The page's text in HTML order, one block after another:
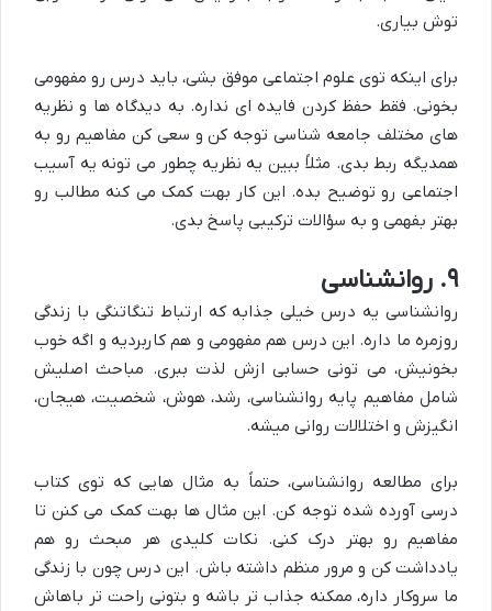
توش بیاری.
برای اینکه توی علوم اجتماعی موفق بشی، باید درس رو مفهومی
بخونی. فقط حفظ کردن فایده ای نداره. به دیدگاه ها و نظریه
های مختلف جامعه شناسی توجه کن و سعی کن مفاهیم رو به
همدیگه ربط بدی. مثلاً ببین یه نظریه چطور می تونه یه آسیب
اجتماعی رو توضیح بده. این کار بهت کمک می کنه مطالب رو
بهتر بفهمی و به سؤالات ترکیبی پاسخ بدی.
۹. روانشناسی
روانشناسی یه درس خیلی جذابه که ارتباط تنگاتنگی با زندگی
روزمره ما داره. این درس هم مفهومی و هم کاربردیه و اگه خوب
بخونیش، می تونی حسابی ازش لذت ببری. مباحث اصلیش
شامل مفاهیم پایه روانشناسی، رشد، هوش، شخصیت، هیجان،
انگیزش و اختلالات روانی میشه.
برای مطالعه روانشناسی، حتماً به مثال هایی که توی کتاب
درسی آورده شده توجه کن. این مثال ها بهت کمک می کنن تا
مفاهیم رو بهتر درک کنی. نکات کلیدی هر مبحث رو هم
یادداشت کن و مرور منظم داشته باش. این درس چون با زندگی
ما سروکار داره، ممکنه جذاب تر باشه و بتونی راحت تر باهاش